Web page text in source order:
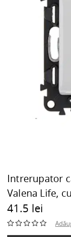
Intrerupator
Valena Life,
41.5 lei